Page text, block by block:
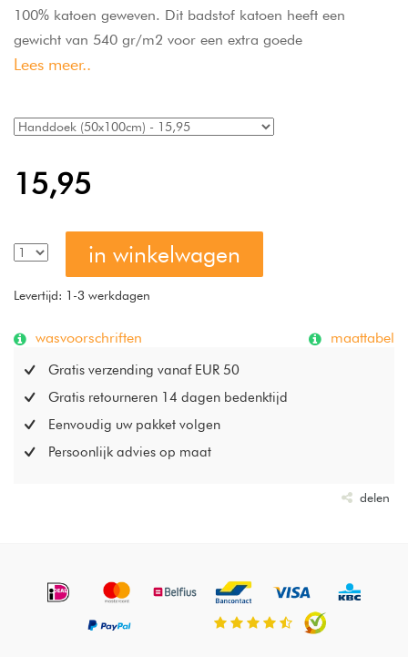
100% katoen geweven. Dit badstof katoen heeft een
gewicht van 540 gr/m2 voor een extra goede
vochtopname. Het badlaken is wasbaar op 60 graden en
Lees meer..
15,95
in winkelwagen
Levertijd: 1-3 werkdagen
wasvoorschriften maattabel
Gratis verzending vanaf EUR 50
Gratis retourneren 14 dagen bedenktijd
Eenvoudig uw pakket volgen
Persoonlijk advies op maat
delen